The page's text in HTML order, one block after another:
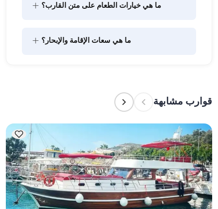
ما هي خيارات الطعام على متن القارب؟ +
ما هي سعات الإقامة والإبحار؟ +
للإيجارات اليومية، فتنطبق سعة الإبحار.
قوارب مشابهة